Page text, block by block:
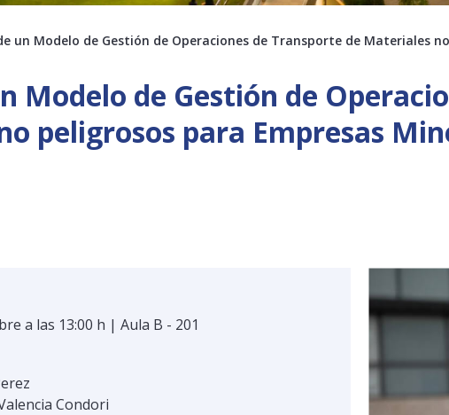
un Modelo de Gestión de Operaciones de Transporte de Materiales
Modelo de Gestión de
peligrosos para Empresas
a las 13:00 h | Aula B - 201
Condori